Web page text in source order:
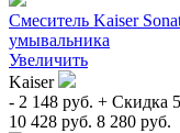
Смеситель Kaiser
умывальника
Увеличить
Kaiser
- 2 148 руб. + Cкидка
10 428 руб. 8 280 руб.